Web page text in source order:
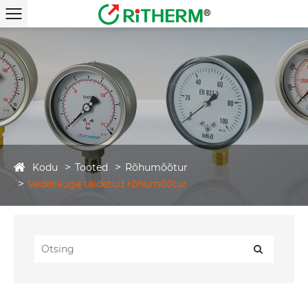
Kodu Tooted
Rõhumõõtur
Vedelikuga täidetud rõhumõõtur